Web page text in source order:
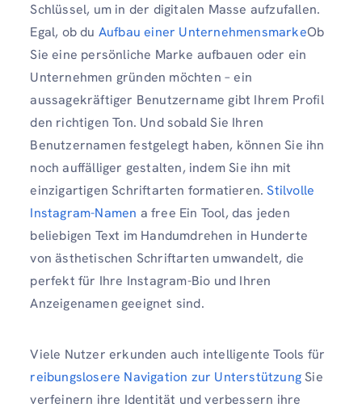
Schlüssel, um in der digitalen Masse aufzufallen.
Egal, ob du Aufbau einer UnternehmensmarkeOb
Sie eine persönliche Marke aufbauen oder ein
Unternehmen gründen möchten – ein
aussagekräftiger Benutzername gibt Ihrem Profil
den richtigen Ton. Und sobald Sie Ihren
Benutzernamen festgelegt haben, können Sie ihn
noch auffälliger gestalten, indem Sie ihn mit
einzigartigen Schriftarten formatieren.Stilvolle
Instagram-Namen a free Ein Tool, das jeden
beliebigen Text im Handumdrehen in Hunderte
von ästhetischen Schriftarten umwandelt, die
perfekt für Ihre Instagram-Bio und Ihren
Anzeigenamen geeignet sind.
Viele Nutzer erkunden auch intelligente Tools für
reibungslosere Navigation zur UnterstützungSie
verfeinern ihre Identität und verbessern ihre